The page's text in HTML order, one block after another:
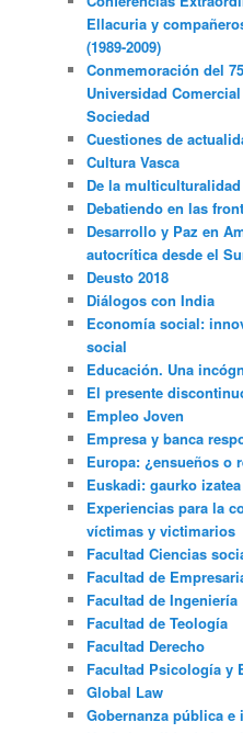
Ellacuria y
(1989-2009)
Conmemoración del
Universidad
Sociedad
Cuestiones de
Cultura Vasca
De la
Debatiendo en las
Desarrollo y Paz en
autocrítica desde el
Deusto 2018
Diálogos con India
Economía social:
social
Educación. Una
El presente
Empleo Joven
Empresa y banca
Europa: ¿ensueños o
Euskadi: gaurko
Experiencias para la
víctimas y victimarios
Facultad Ciencias
Facultad de
Facultad de Ingeniería
Facultad de Teología
Facultad Derecho
Facultad Psicología y
Global Law
Gobernanza pública